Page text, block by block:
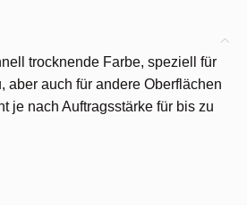
trocknende Farbe, speziell für
aber auch für andere Oberflächen
je nach Auftragsstärke für bis zu